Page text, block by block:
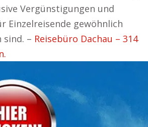
Vergünstigungen und
Einzelreisende gewöhnlich
sind. – Reisebüro Dachau – 314